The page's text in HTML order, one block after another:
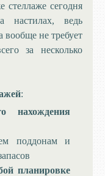
стеллаже сегодня
настилах, ведь
вообще не требует
за несколько
:
нахождения
поддонам и
планировке